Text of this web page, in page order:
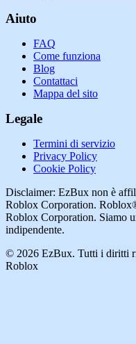
Aiuto
FAQ
Come funziona
Blog
Contattaci
Mappa del sito
Legale
Termini di servizio
Privacy Policy
Cookie Policy
Disclaimer: EzBux non è
Roblox Corporation.
Roblox Corporation. Siamo
indipendente.
© 2026 EzBux. Tutti i diritti
Roblox